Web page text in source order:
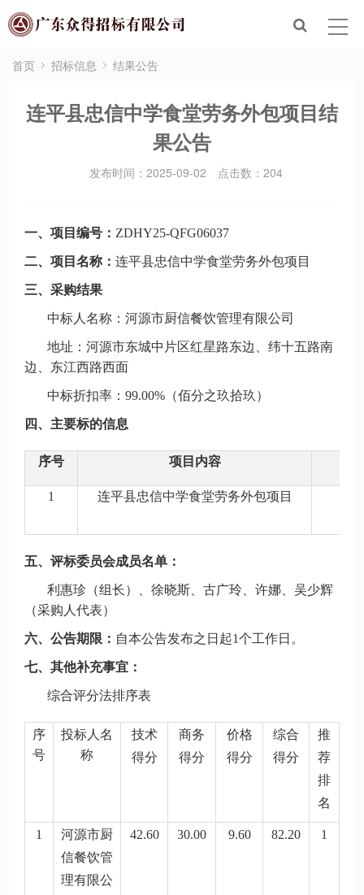
首页
众得服务
招标信息
联系众得
电子招标平台
首页 招标信息 结果公告
连平县忠信中学食堂劳务外包项目结
果公告
发布时间：2025-09-02 点击数： 204
一、 项目编号： ZDHY25-QFG06037
二、 项目名称： 连平县忠信中学食堂劳务外包项目
三、采购结果
中标人 名称 ：河源市厨信餐饮管理有限公司
地址：河源市东城中片区红星路东边、纬十五路南
边、东江西路西面
中标折扣率： 99.00%（佰分之玖拾玖）
四、主要标的信息
序号 项目内容
1 连平县忠信中学食堂劳务外包项目
五、 评标委员会成员名单：
利惠珍（组长）、徐晓斯、古广玲、许娜、吴少辉
（采购人代表）
六、公告期限 ： 自本公告发布之日起1个工作日。
七、 其他补充事宜：
综合评分法排序表
序
号
投标人名
称
技术
得分
商务
得分
价格
得分
综合
得分
推
荐
排
名
1
河源市厨
信餐饮管
理有限公
42.60 30.00 9.60 82.20 1